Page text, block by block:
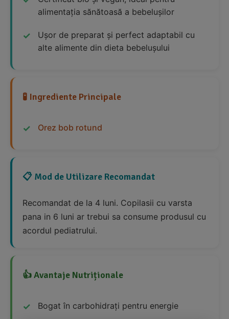
alimentația sănătoasă a bebelușilor
Ușor de preparat și perfect adaptabil cu
alte alimente din dieta bebelușului
🧪 Ingrediente Principale
Orez bob rotund
📋 Mod de Utilizare Recomandat
Recomandat de la 4 luni. Copilasii cu varsta
pana in 6 luni ar trebui sa consume produsul cu
acordul pediatrului.
👍 Avantaje Nutriționale
Bogat în carbohidrați pentru energie